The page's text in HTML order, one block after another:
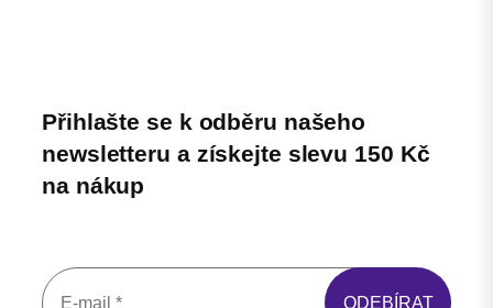
Přihlašte se k odběru našeho
newsletteru a získejte slevu 150 Kč
na nákup